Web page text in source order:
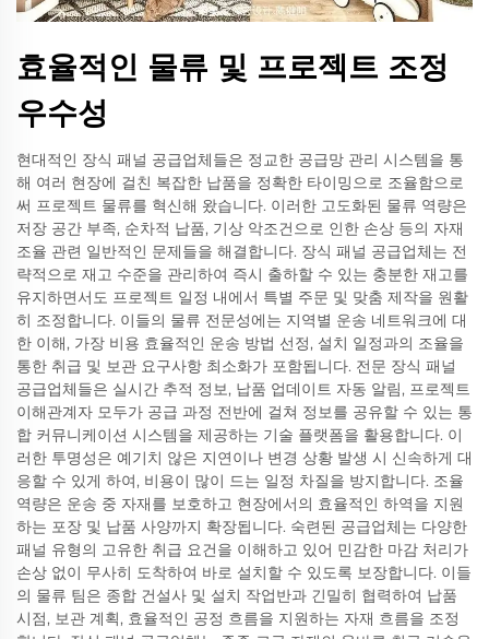
효율적인 물류 및 프로젝트 조정
우수성
현대적인 장식 패널 공급업체들은 정교한 공급망 관리 시스템을 통
해 여러 현장에 걸친 복잡한 납품을 정확한 타이밍으로 조율함으로
써 프로젝트 물류를 혁신해 왔습니다. 이러한 고도화된 물류 역량은
저장 공간 부족, 순차적 납품, 기상 악조건으로 인한 손상 등의 자재
조율 관련 일반적인 문제들을 해결합니다. 장식 패널 공급업체는 전
략적으로 재고 수준을 관리하여 즉시 출하할 수 있는 충분한 재고를
유지하면서도 프로젝트 일정 내에서 특별 주문 및 맞춤 제작을 원활
히 조정합니다. 이들의 물류 전문성에는 지역별 운송 네트워크에 대
한 이해, 가장 비용 효율적인 운송 방법 선정, 설치 일정과의 조율을
통한 취급 및 보관 요구사항 최소화가 포함됩니다. 전문 장식 패널
공급업체들은 실시간 추적 정보, 납품 업데이트 자동 알림, 프로젝트
이해관계자 모두가 공급 과정 전반에 걸쳐 정보를 공유할 수 있는 통
합 커뮤니케이션 시스템을 제공하는 기술 플랫폼을 활용합니다. 이
러한 투명성은 예기치 않은 지연이나 변경 상황 발생 시 신속하게 대
응할 수 있게 하여, 비용이 많이 드는 일정 차질을 방지합니다. 조율
역량은 운송 중 자재를 보호하고 현장에서의 효율적인 하역을 지원
하는 포장 및 납품 사양까지 확장됩니다. 숙련된 공급업체는 다양한
패널 유형의 고유한 취급 요건을 이해하고 있어 민감한 마감 처리가
손상 없이 무사히 도착하여 바로 설치할 수 있도록 보장합니다. 이들
의 물류 팀은 종합 건설사 및 설치 작업반과 긴밀히 협력하여 납품
시점, 보관 계획, 효율적인 공정 흐름을 지원하는 자재 흐름을 조정